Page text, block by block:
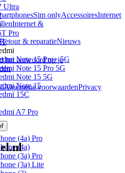
Ultra
Pro
Note 15 Pro+ 5G
Note 15 Pro 5G
Note 15 5G
Note 15
15C
A7 Pro
(4a) Pro
(4a)
(3a) Pro
(3a) Lite
Sim onlyAccessoiresInternet
Internet &
Retour & reparatieNieuws
het antwoord op je
Algemene voorwaardenPrivacy